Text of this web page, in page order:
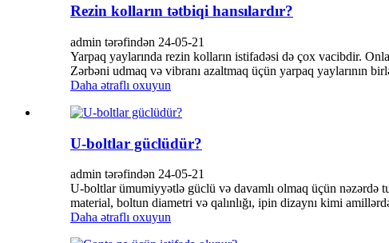
Rezin kolların tətbiqi hansılardır?
admin tərəfindən 24-05-21
Yarpaq yaylarında rezin kolların istifadəsi də çox vacibdir.
Zərbəni udmaq və vibranı azaltmaq üçün yarpaq yaylarının
Daha ətraflı oxuyun
U-boltlar güclüdür?
admin tərəfindən 24-05-21
U-boltlar ümumiyyətlə güclü və davamlı olmaq üçün nəzərdə
material, boltun diametri və qalınlığı, ipin dizaynı kimi
Daha ətraflı oxuyun